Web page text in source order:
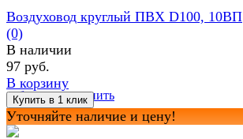
избранное сравнить
Воздуховод круглый ПВХ D100, 10ВП
(0)
В наличии
97 руб.
В корзину
Уточняйте наличие и цену!